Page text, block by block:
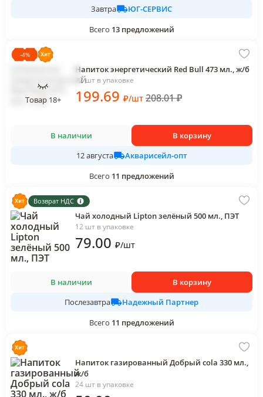
Завтра
ЮГ-СЕРВИС
Всего 13 предложений
-4%
Товар 18+
Напиток энергетический Red Bull 473 мл., ж/б
12 шт в упаковке
199.69 ₽/шт 208.01₽
В наличии
В корзину
12 августа
Акварисейл-опт
Всего 11 предложений
Возврат НДС
Чай холодный Lipton зелёный 500 мл., ПЭТ
12 шт в упаковке
79.00 ₽/шт
В наличии
В корзину
Послезавтра
Надежный Партнер
Всего 11 предложений
Напиток газированный Добрый cola 330 мл.,
ж/б
24 шт в упаковке